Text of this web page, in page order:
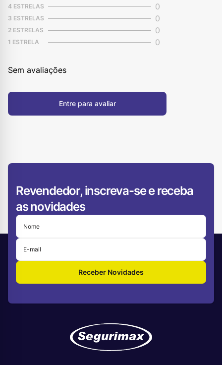
4 ESTRELAS 0
3 ESTRELAS 0
2 ESTRELAS 0
1 ESTRELA 0
Sem avaliações
Entre para avaliar
Revendedor, inscreva-se e receba
as novidades
Receber Novidades